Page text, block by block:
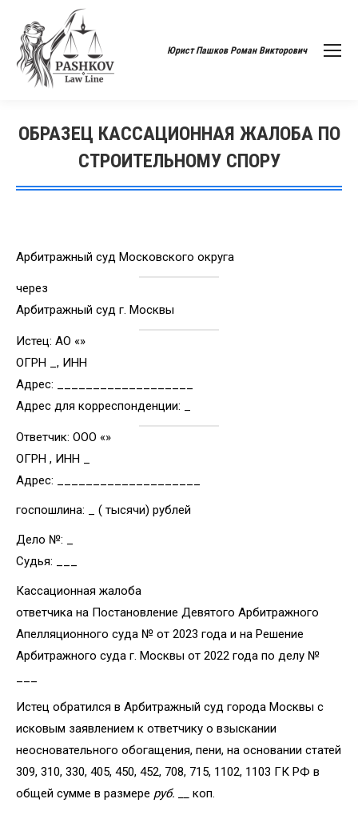
Юрист Пашков Роман Викторович
ОБРАЗЕЦ КАССАЦИОННАЯ ЖАЛОБА ПО
СТРОИТЕЛЬНОМУ СПОРУ
Вы здесь:
Арбитражный суд Московского округа
через
Арбитражный суд г. Москвы
Истец: АО «»
ОГРН _, ИНН
Адрес: ___________________
Адрес для корреспонденции: _
Ответчик: ООО «»
ОГРН , ИНН _
Адрес: ____________________
госпошлина: _ ( тысячи) рублей
Дело №: _
Судья: ___
Кассационная жалоба
ответчика на Постановление Девятого Арбитражного
Апелляционного суда № от 2023 года и на Решение
Арбитражного суда г. Москвы от 2022 года по делу №
Истец обратился в Арбитражный суд города Москвы с
исковым заявлением к ответчику о взыскании
неосновательного обогащения, пени, на основании статей
309, 310, 330, 405, 450, 452, 708, 715, 1102, 1103 ГК РФ в
общей сумме в размере руб. __ коп.